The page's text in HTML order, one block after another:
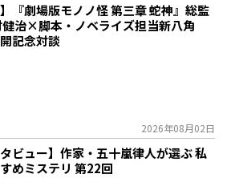
】『劇場版モノノ怪 第三章 蛇神』総監
健治×脚本・ノベライズ担当新八角
記念対談
2026年08月02日
タビュー】作家・五十嵐律人が選ぶ 私
めミステリ 第22回